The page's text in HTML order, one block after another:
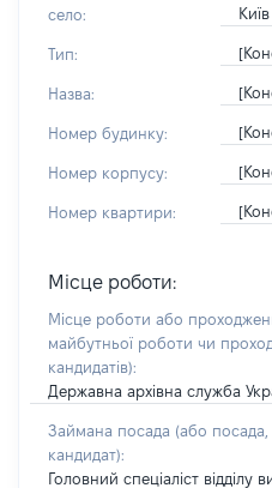
село:
Тип:
Назва:
Номер будинку:
Номер корпусу:
Номер квартири:
Місце роботи:
Місце роботи або
майбутньої роботи чи
кандидатів):
Державна архівна служба
Займана посада (або посада,
кандидат):
Головний спеціаліст відділу